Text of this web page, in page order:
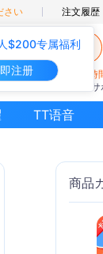
$200专属福利
注册
さい 注文履歴
7×24時
オンライン
TT语音
商品